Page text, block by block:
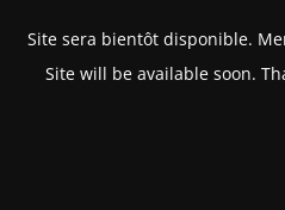
Site sera bientôt disponible.
Site will be available soon.